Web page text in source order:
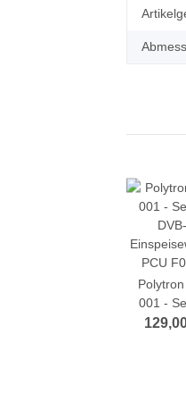
Wert
001 -